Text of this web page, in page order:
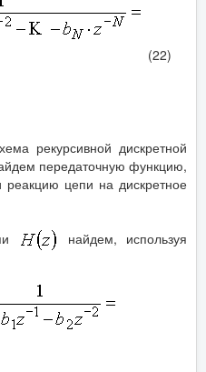
(22)
рекурсивной дискретной
передаточную функцию,
реакцию цепи на дискретное
найдем, используя